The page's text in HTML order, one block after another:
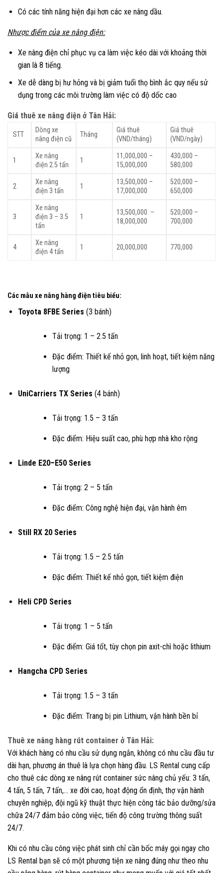
Có các tính năng hiện đại hơn các xe nâng dầu.
Nhược điểm của xe nâng điện:
Xe nâng điện chỉ phục vụ ca làm việc kéo dài với khoảng thời
gian là 8 tiếng.
Xe dễ dàng bị hư hỏng và bị giảm tuổi thọ bình ắc quy nếu sử
dụng trong các môi trường làm việc có độ dốc cao
Giá thuê xe nâng điện ở Tân Hải:
STT
Dòng xe
nâng điện cũ
Tháng
Giá thuê
(VND/tháng)
Giá thuê
(VND/ngày)
1
Xe nâng
điện 2.5 tấn
1
11,000,000 –
15,000,000
430,000 –
580,000
2
Xe nâng
điện 3 tấn
1
13,500,000 –
17,000,000
520,000 –
650,000
3
Xe nâng
điện 3 – 3.5
tấn
1
13,500,000 –
18,000,000
520,000 –
700,000
4
Xe nâng
điện 4 tấn
1 20,000,000 770,000
Các mẫu xe nâng hàng điện tiêu biểu:
Toyota 8FBE Series (3 bánh)
Tải trọng: 1 – 2.5 tấn
Đặc điểm: Thiết kế nhỏ gọn, linh hoạt, tiết kiệm năng
lượng
UniCarriers TX Series (4 bánh)
Tải trọng: 1.5 – 3 tấn
Đặc điểm: Hiệu suất cao, phù hợp nhà kho rộng
Linde E20–E50 Series
Tải trọng: 2 – 5 tấn
Đặc điểm: Công nghệ hiện đại, vận hành êm
Still RX 20 Series
Tải trọng: 1.5 – 2.5 tấn
Đặc điểm: Thiết kế nhỏ gọn, tiết kiệm điện
Heli CPD Series
Tải trọng: 1 – 5 tấn
Đặc điểm: Giá tốt, tùy chọn pin axit-chì hoặc lithium
Hangcha CPD Series
Tải trọng: 1.5 – 3 tấn
Đặc điểm: Trang bị pin Lithium, vận hành bền bỉ
Thuê xe nâng hàng rút container ở Tân Hải:
Với khách hàng có nhu cầu sử dụng ngắn, không có nhu cầu đầu tư
dài hạn, phương án thuê là lựa chọn hàng đầu. LS Rental cung cấp
cho thuê các dòng xe nâng rút container sức nâng chủ yếu: 3 tấn,
4 tấn, 5 tấn, 7 tấn,… xe đời cao, hoạt động ổn định, thợ vận hành
chuyên nghiệp, đội ngũ kỹ thuật thực hiện công tác bảo dưỡng/sửa
chữa 24/7 đảm bảo công việc, tiến độ công trường thông suất
24/7.
Khi có nhu cầu công việc phát sinh chỉ cần bốc máy gọi ngay cho
LS Rental bạn sẽ có một phương tiện xe nâng đúng như theo nhu